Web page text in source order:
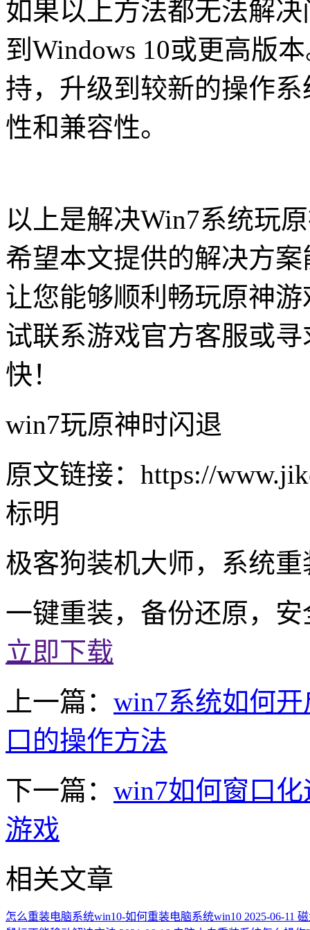
如果以上方法都无法解
到Windows 10或更高版
持，升级到较新的操作
性和兼容性。
以上是解决Win7系统玩
希望本文提供的解决方
让您能够顺利畅玩原神
试联系游戏官方客服或
快！
win7玩原神时闪退
原文链接：https://
标明
极客狗装机大师，系统
一键重装，备份还原，
立即下载
上一篇： win7系统如何
口的操作方法
下一篇： win7如何窗口
游戏
相关文章
怎么重装电脑系统win10-如何重装电脑系统win10 2025-06-11